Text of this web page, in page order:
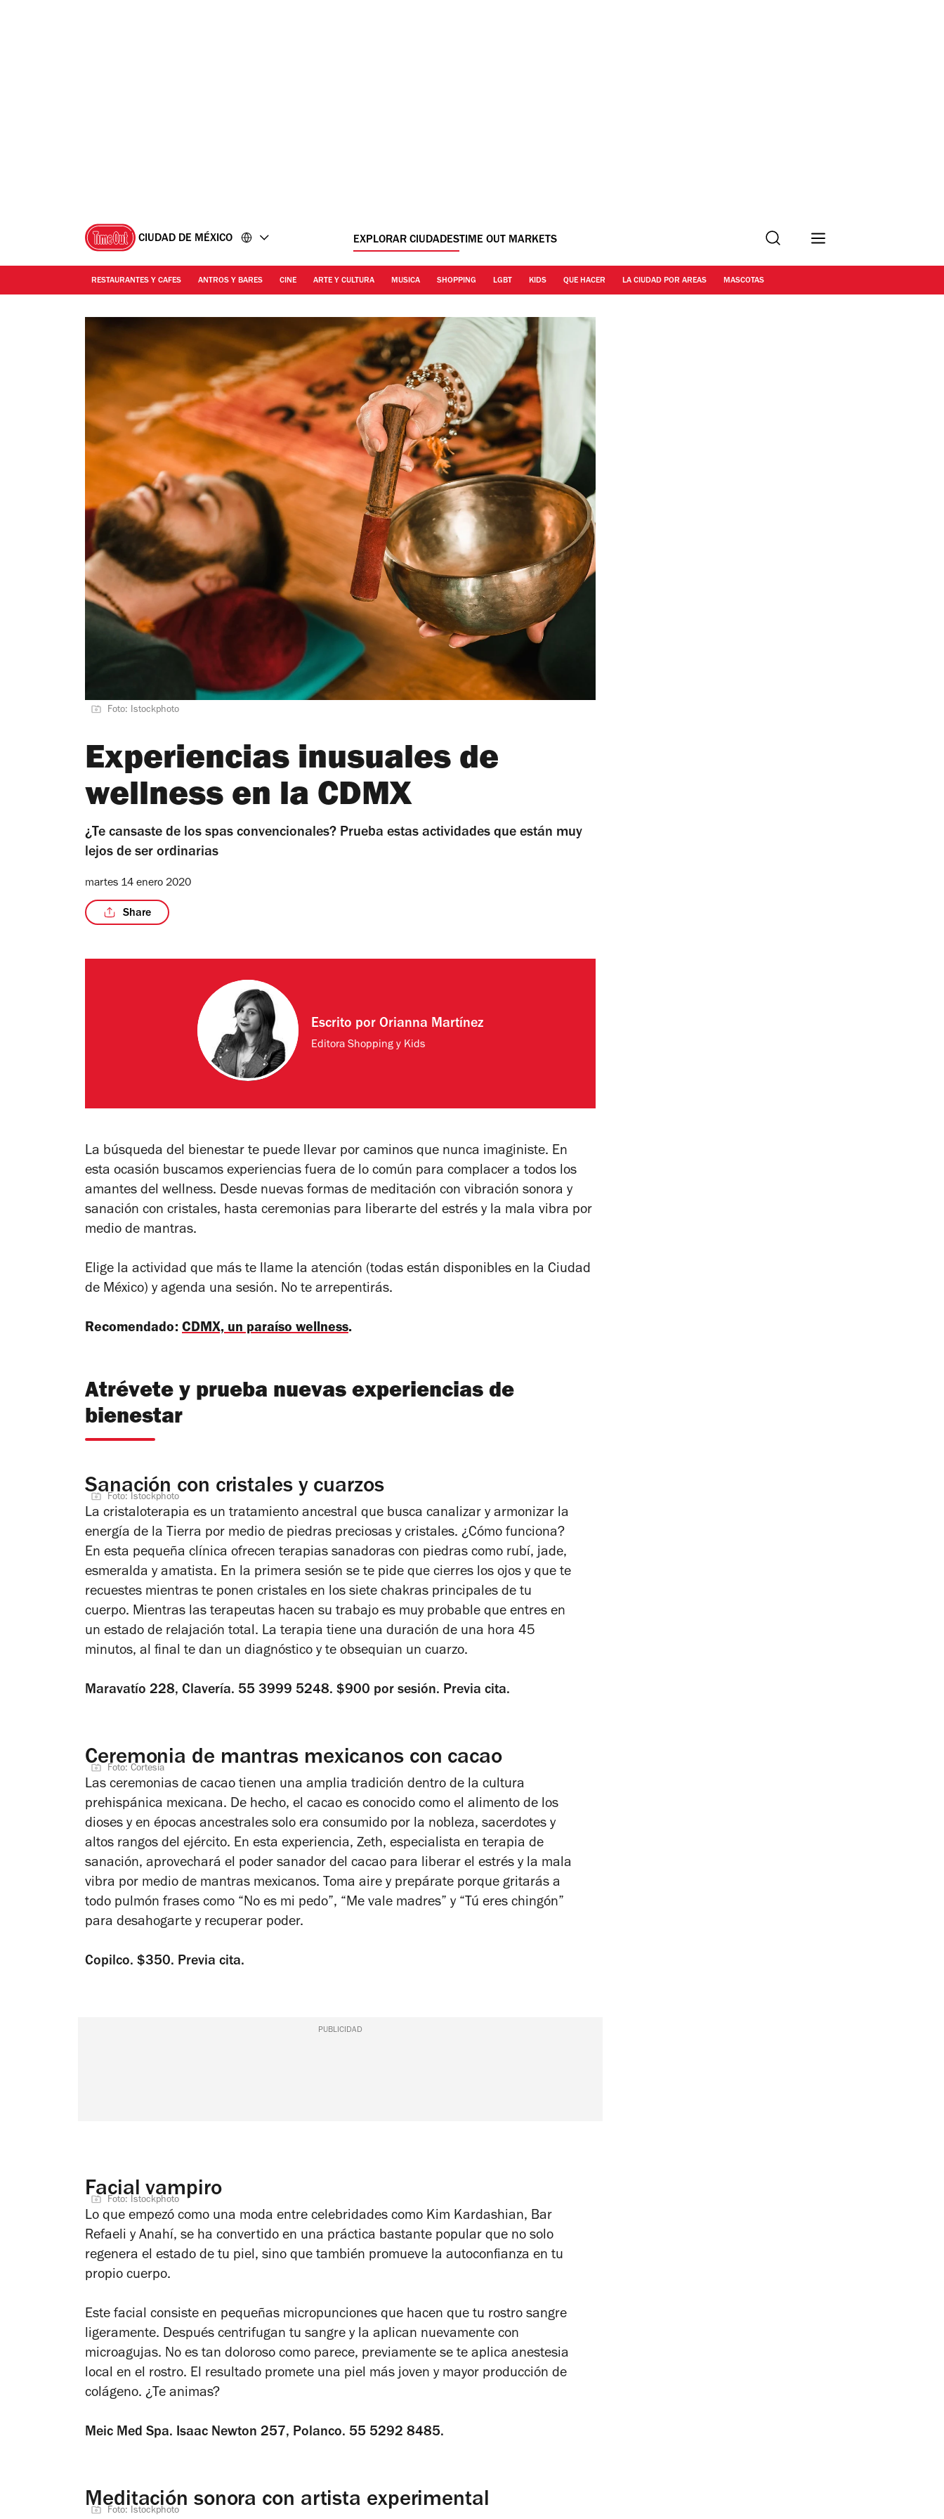
CIUDAD DE MÉXICO EXPLORAR CIUDADESTIME OUT MARKETS Buscar
RESTAURANTES Y CAFES ANTROS Y BARES CINE ARTE Y CULTURA MUSICA SHOPPING LGBT KIDS QUE HACER LA CIUDAD POR AREAS MASCOTAS
Foto: Istockphoto
Experiencias inusuales de
wellness en la CDMX
¿Te cansaste de los spas convencionales? Prueba estas actividades que están muy
lejos de ser ordinarias
martes 14 enero 2020
Share
Escrito por Orianna Martínez
Editora Shopping y Kids
La búsqueda del bienestar te puede llevar por caminos que nunca imaginiste. En
esta ocasión buscamos experiencias fuera de lo común para complacer a todos los
amantes del wellness. Desde nuevas formas de meditación con vibración sonora y
sanación con cristales, hasta ceremonias para liberarte del estrés y la mala vibra por
medio de mantras.
Elige la actividad que más te llame la atención (todas están disponibles en la Ciudad
de México) y agenda una sesión. No te arrepentirás.
Recomendado: CDMX, un paraíso wellness.
Atrévete y prueba nuevas experiencias de
bienestar
Sanación con cristales y cuarzos
Foto: Istockphoto
La cristaloterapia es un tratamiento ancestral que busca canalizar y armonizar la
energía de la Tierra por medio de piedras preciosas y cristales. ¿Cómo funciona?
En esta pequeña clínica ofrecen terapias sanadoras con piedras como rubí, jade,
esmeralda y amatista. En la primera sesión se te pide que cierres los ojos y que te
recuestes mientras te ponen cristales en los siete chakras principales de tu
cuerpo. Mientras las terapeutas hacen su trabajo es muy probable que entres en
un estado de relajación total. La terapia tiene una duración de una hora 45
minutos, al final te dan un diagnóstico y te obsequian un cuarzo.
Maravatío 228, Clavería. 55 3999 5248. $900 por sesión. Previa cita.
Ceremonia de mantras mexicanos con cacao
Foto: Cortesía
Las ceremonias de cacao tienen una amplia tradición dentro de la cultura
prehispánica mexicana. De hecho, el cacao es conocido como el alimento de los
dioses y en épocas ancestrales solo era consumido por la nobleza, sacerdotes y
altos rangos del ejército. En esta experiencia, Zeth, especialista en terapia de
sanación, aprovechará el poder sanador del cacao para liberar el estrés y la mala
vibra por medio de mantras mexicanos. Toma aire y prepárate porque gritarás a
todo pulmón frases como “No es mi pedo”, “Me vale madres” y “Tú eres chingón”
para desahogarte y recuperar poder.
Copilco. $350. Previa cita.
PUBLICIDAD
Facial vampiro
Foto: Istockphoto
Lo que empezó como una moda entre celebridades como Kim Kardashian, Bar
Refaeli y Anahí, se ha convertido en una práctica bastante popular que no solo
regenera el estado de tu piel, sino que también promueve la autoconfianza en tu
propio cuerpo.
Este facial consiste en pequeñas micropunciones que hacen que tu rostro sangre
ligeramente. Después centrifugan tu sangre y la aplican nuevamente con
microagujas. No es tan doloroso como parece, previamente se te aplica anestesia
local en el rostro. El resultado promete una piel más joven y mayor producción de
colágeno. ¿Te animas?
Meic Med Spa. Isaac Newton 257, Polanco. 55 5292 8485.
Meditación sonora con artista experimental
Foto: Istockphoto